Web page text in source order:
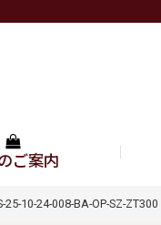
ご案内
10-24-008-BA-OP-SZ-ZT300